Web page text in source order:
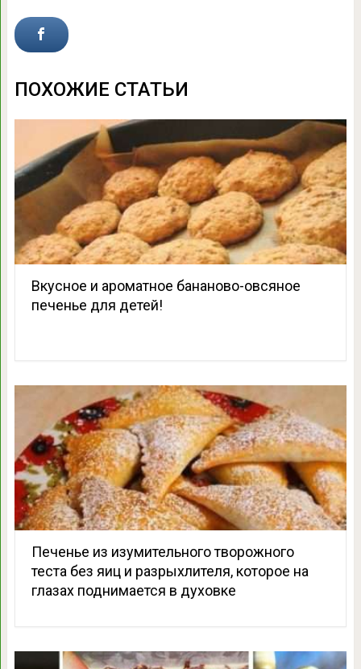
ПОХОЖИЕ СТАТЬИ
Вкусное и ароматное бананово-овсяное
печенье для детей!
Печенье из изумительного творожного
теста без яиц и разрыхлителя, которое на
глазах поднимается в духовке